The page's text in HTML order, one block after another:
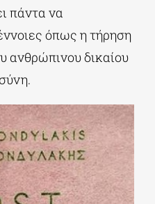
πάντα να
όπως η τήρηση
δικαίου